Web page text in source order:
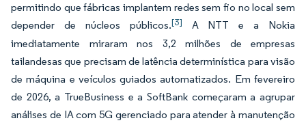
permitindo que fábricas implantem redes sem fio no local sem
depender de núcleos públicos.[3] A NTT e a Nokia
imediatamente miraram nos 3,2 milhões de empresas
tailandesas que precisam de latência determinística para visão
de máquina e veículos guiados automatizados. Em fevereiro
de 2026, a TrueBusiness e a SoftBank começaram a agrupar
análises de IA com 5G gerenciado para atender à manutenção